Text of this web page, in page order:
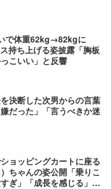
で体重62kg→82kgに
持ち上げる姿披露「胸板
こいい」と反響
決断した次男からの言葉
だった」「言うべきか迷
ョッピングカートに座る
ちゃんの姿公開「乗りこ
ぎ」「成長を感じる」の